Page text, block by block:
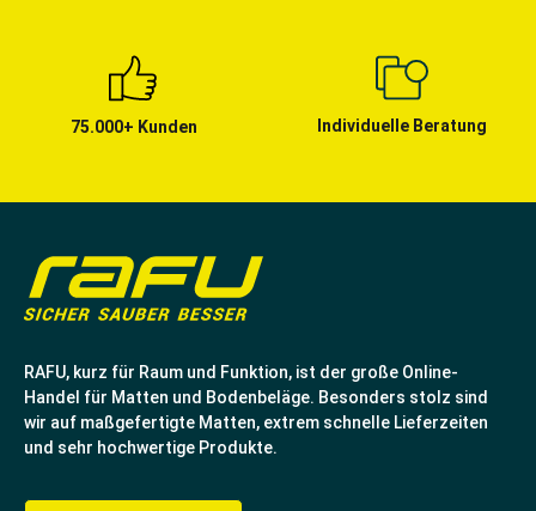
75.000+ Kunden Individuelle Beratung
RAFU, kurz für Raum und Funktion, ist der große Online-
Handel für Matten und Bodenbeläge. Besonders stolz sind
wir auf maßgefertigte Matten, extrem schnelle Lieferzeiten
und sehr hochwertige Produkte.